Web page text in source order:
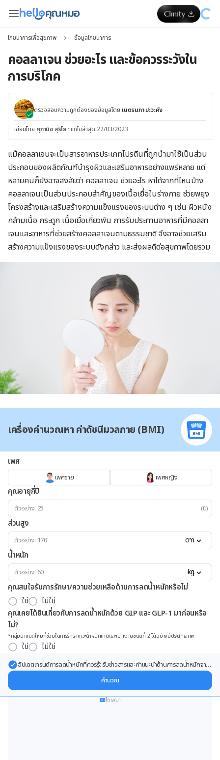
โภชนาการเพื่อสุขภาพ ข้อมูลโภชนาการ
คอลลาเจน ช่วยอะไร และข้อควรระวังใน
การบริโภค
ตรวจสอบความถูกต้องของข้อมูลโดย เนตรนภา ปะวะคัง
เขียนโดย ศุภานิช สุริโย · แก้ไขล่าสุด 22/03/2023
แม้คอลลาเจนจะเป็นสารอาหารประเภทโปรตีนที่ถูกนำมาใช้เป็นส่วน
ประกอบของผลิตภัณฑ์บำรุงผิวและเสริมอาหารอย่างแพร่หลาย แต่
หลายคนก็ยังอาจสงสัยว่า คอลลาเจน ช่วยอะไร หาได้จากที่ไหนบ้าง
คอลลาเจนเป็นส่วนประกอบสำคัญของเนื้อเยื่อในร่างกาย ช่วยพยุง
โครงสร้างและเสริมสร้างความแข็งแรงของระบบต่าง ๆ เช่น ผิวหนัง
กล้ามเนื้อ กระดูก เนื้อเยื่อเกี่ยวพัน การรับประทานอาหารที่มีคอลลา
เจนและอาหารที่ช่วยสร้างคอลลาเจนตามธรรมชาติ จึงอาจช่วยเสริม
สร้างความแข็งแรงของระบบดังกล่าว และส่งผลดีต่อสุขภาพโดยรวม
เครื่องคำนวณหา ค่าดัชนีมวลกาย (BMI)
เพศ
เพศชาย เพศหญิง
คุณอายุกี่ปี
(ปี)
ส่วนสูง
cm
น้ำหนัก
kg
คุณสนใจรับการรักษา/ความช่วยเหลือด้านการลดน้ำหนักหรือไม่
ใช่
ไม่ใช่
คุณเคยได้ยินเกี่ยวกับการลดน้ำหนักด้วย GIP และ GLP-1 มาก่อนหรือ
ไม่?
*กลุ่มยาชนิดใหม่ที่ช่วยในการรักษาภาวะน้ำหนักเกินและเบาหวานชนิดที่ 2 ได้อย่างมีประสิทธิภาพ
ใช่ ไม่ใช่
อัปเดตเทรนด์การลดน้ำหนักที่ควรรู้: รับข่าวสารและคำแนะนำด้านการลดน้ำหนักจาก
คำนวณ
โฆษณา